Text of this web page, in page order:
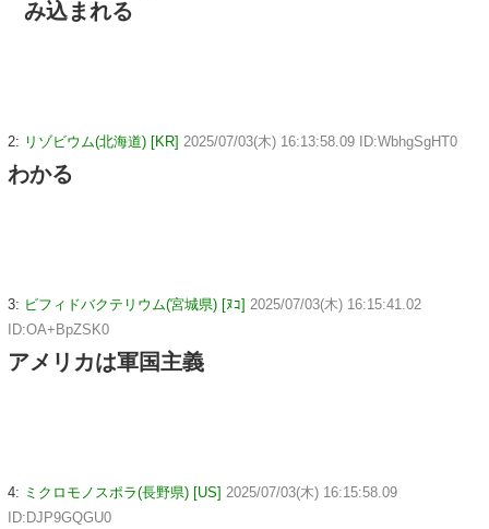
み込まれる
2: リゾビウム(北海道) [KR] 2025/07/03(木) 16:13:58.09 ID:WbhgSgHT0
わかる
3: ビフィドバクテリウム(宮城県) [ﾇｺ] 2025/07/03(木) 16:15:41.02
ID:OA+BpZSK0
アメリカは軍国主義
4: ミクロモノスポラ(長野県) [US] 2025/07/03(木) 16:15:58.09
ID:DJP9GQGU0